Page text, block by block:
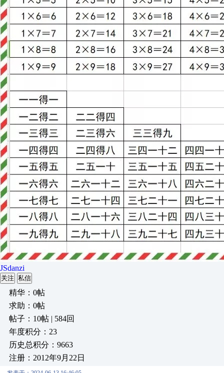
JSdanzi
关注 私信
精华：0帖
求助：0帖
帖子：10帖 | 584回
年度积分：23
历史总积分：9663
注册：2012年9月22日